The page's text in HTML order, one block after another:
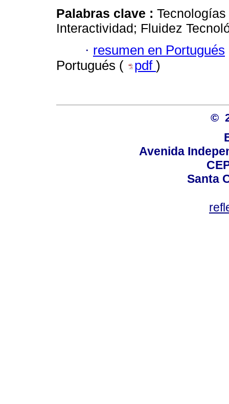
Palabras clave :
Interactividad; Fluidez
· resumen en Portugués
Portugués (
pdf )
©
Avenida
Santa